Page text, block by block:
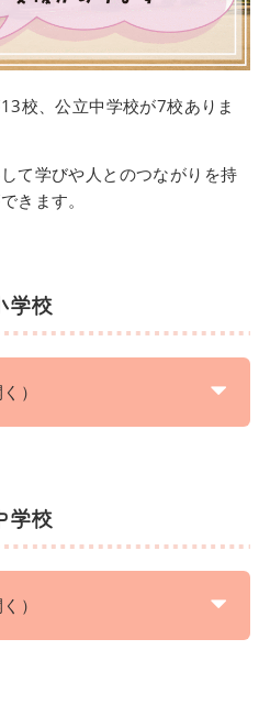
校、公立中学校が7校ありま
て学びや人とのつながりを持
きます。
学校
）
学校
）